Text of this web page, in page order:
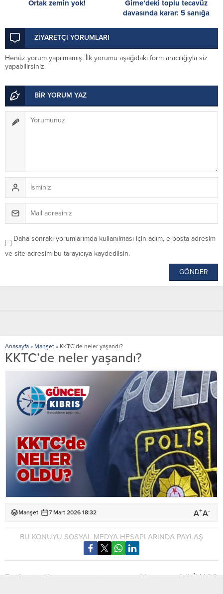
Ortak zemin yok!
Girne’deki toplu tecavüz
davasında karar: 5 sanığa
ZİYARETÇİ YORUMLARI
Henüz yorum yapılmamış. İlk yorumu aşağıdaki form aracılığıyla siz
yapabilirsiniz.
BİR YORUM YAZ
Daha sonraki yorumlarımda kullanılması için adım, e-posta adresim
ve site adresim bu tarayıcıya kaydedilsin.
Anasayfa » Manşet » KKTC’de neler yaşandı?
KKTC’de neler yaşandı?
Manşet 7 Mart 2026 18:32 A+A-
BU KONUYU SOSYAL MEDYA HESAPLARINDA PAYLAŞ
Başkentte “kanunsuz uyuşturucu madde tasarrufu”: İki kişi